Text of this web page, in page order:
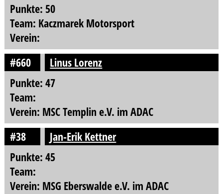
Punkte: 50
Team: Kaczmarek Motorsport
Verein:
#660
Linus Lorenz
Punkte: 47
Team:
Verein: MSC Templin e.V. im ADAC
#38
Jan-Erik Kettner
Punkte: 45
Team:
Verein: MSG Eberswalde e.V. im ADAC